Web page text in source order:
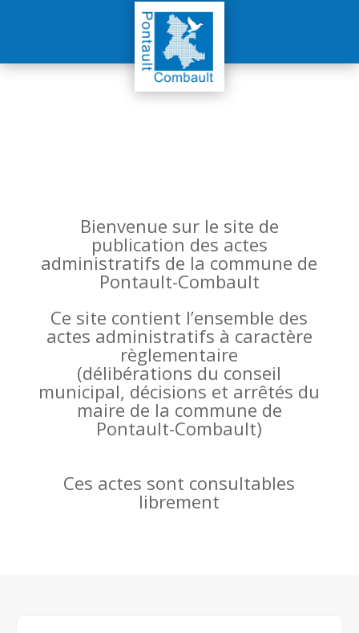
Bienvenue sur le site de
publication des actes
administratifs de la commune de
Pontault-Combault
Ce site contient l’ensemble des
actes administratifs à caractère
règlementaire
(délibérations du conseil
municipal, décisions et arrêtés du
maire de la commune de
Pontault-Combault)
Ces actes sont consultables
librement